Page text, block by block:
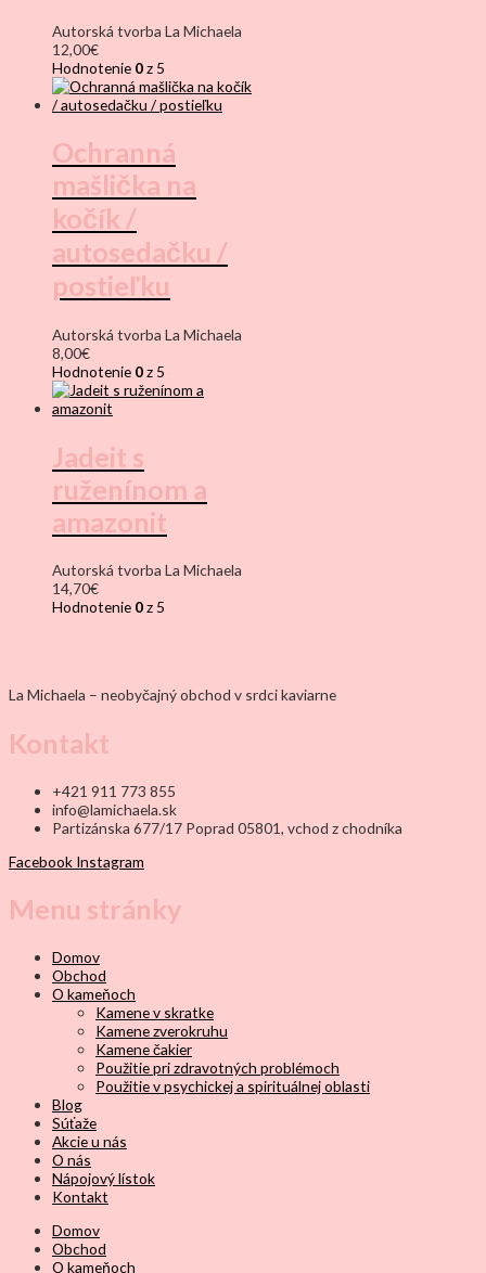
Autorská tvorba La Michaela
12,00€
Hodnotenie 0z 5
Ochranná
mašlička na
kočík /
autosedačku /
postieľku
Autorská tvorba La Michaela
8,00€
Hodnotenie 0z 5
Jadeit s
ruženínom a
amazonit
Autorská tvorba La Michaela
14,70€
Hodnotenie 0z 5
La Michaela – neobyčajný obchod v srdci kaviarne
Kontakt
+421 911 773 855
info@lamichaela.sk
Partizánska 677/17 Poprad 05801, vchod z chodníka
Facebook Instagram
Menu stránky
Domov
Obchod
O kameňoch
Kamene v skratke
Kamene zverokruhu
Kamene čakier
Použitie pri zdravotných problémoch
Použitie v psychickej a spirituálnej oblasti
Blog
Súťaže
Akcie u nás
O nás
Nápojový lístok
Kontakt
Domov
Obchod
O kameňoch